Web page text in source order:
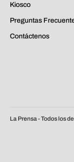
Kiosco
Preguntas
Contáctenos
La Prensa - Todos los